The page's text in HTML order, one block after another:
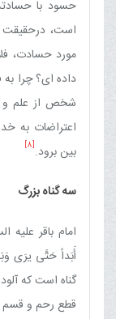
حسود با
است،
مورد حسادت،
داده ای‌؟ چرا
شخص از علم و
اعتراضات به
بین برود.[8]
سه گناه بزرگ
امام باقر
أَبَداً حَتَّی یرَی
گناه است که
قطع رحم و قسم